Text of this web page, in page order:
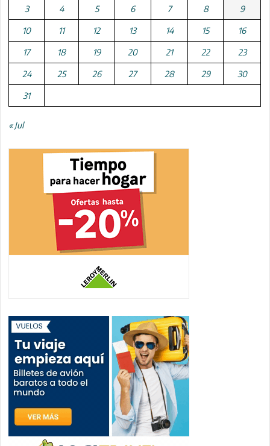
3 4 5 6 7 8 9
10 11 12 13 14 15 16
17 18 19 20 21 22 23
24 25 26 27 28 29 30
31
« Jul